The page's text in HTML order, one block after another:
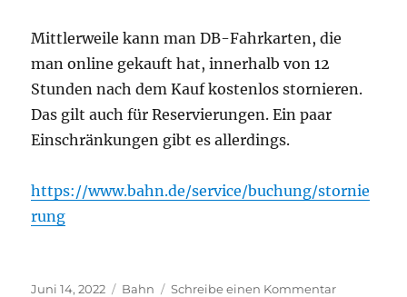
Mittlerweile kann man DB-Fahrkarten, die
man online gekauft hat, innerhalb von 12
Stunden nach dem Kauf kostenlos stornieren.
Das gilt auch für Reservierungen. Ein paar
Einschränkungen gibt es allerdings.
https://www.bahn.de/service/buchung/stornie
rung
Veröffentlicht
Juni 14, 2022 Kategorien
Bahn Schreibe einen Kommentarzu